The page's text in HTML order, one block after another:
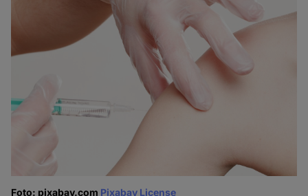
Foto: pixabay.com Pixabay License